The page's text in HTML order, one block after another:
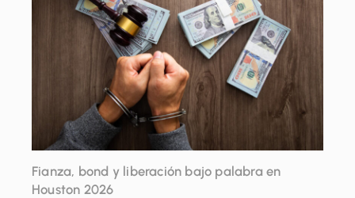
Fianza, bond y liberación bajo palabra en
Houston 2026